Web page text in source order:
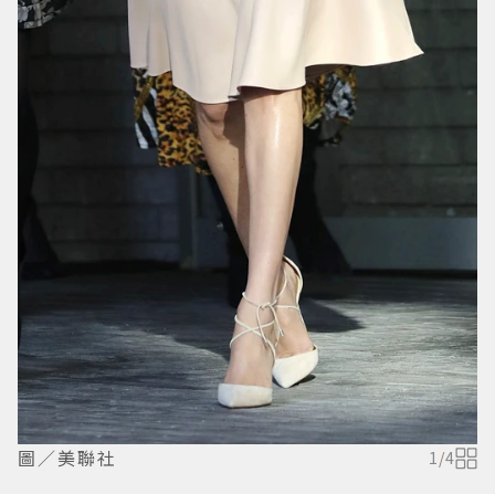
圖／美聯社 1/4